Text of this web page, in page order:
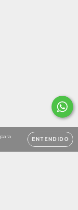
para
ENTENDIDO